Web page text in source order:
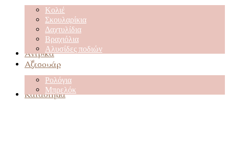
Κολιέ
Σκουλαρίκια
Δαχτυλίδια
Βραχιόλια
Αλυσίδες ποδιών
Αντρικά
Αξεσουάρ
Ρολόγια
Μπρελόκ
Κατάστημα